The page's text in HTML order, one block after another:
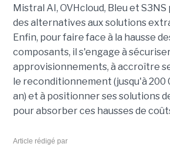
Mistral AI, OVHcloud, Bleu et
des alternatives aux solutions
Enfin, pour faire face à la hausse
composants, il s'engage à
approvisionnements, à accroître
le reconditionnement (jusqu'à 200
an) et à positionner ses solutions
pour absorber ces hausses de
Article rédigé par